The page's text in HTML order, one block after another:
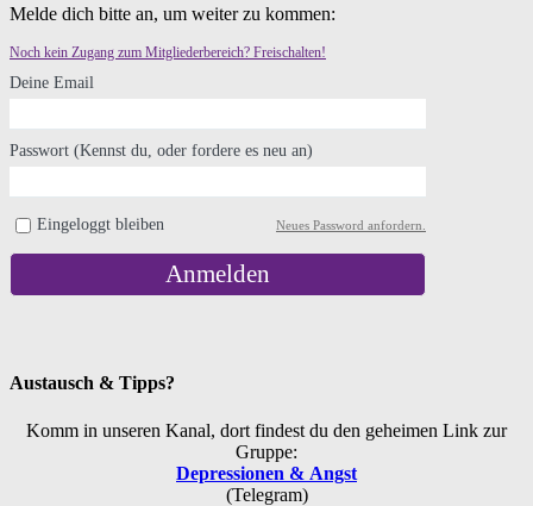
Melde dich bitte an, um weiter zu kommen:
Noch kein Zugang zum Mitgliederbereich? Freischalten!
Deine Email
Passwort (Kennst du, oder fordere es neu an)
Eingeloggt bleiben Neues Password anfordern.
Anmelden
Austausch & Tipps?
Komm in unseren Kanal, dort findest du den geheimen Link zur
Gruppe:
Depressionen & Angst
(Telegram)